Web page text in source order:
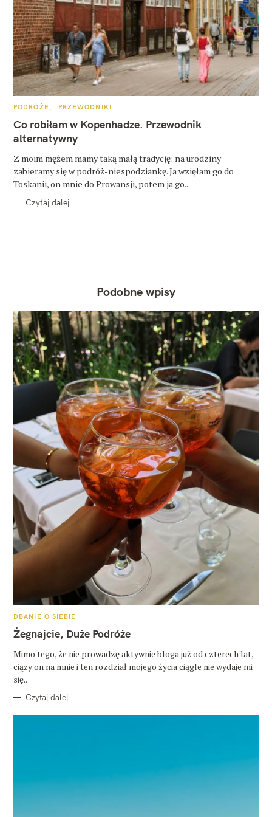
K
T
E
G
O
I
PODRÓŻE PRZEWODNIKI
Co robiłam w Kopenhadze. Przewodnik
alternatywny
Z moim mężem mamy taką małą tradycję: na urodziny
zabieramy się w podróż-niespodziankę. Ja wzięłam go do
Toskanii, on mnie do Prowansji, potem ja go..
Czytaj dalej
Podobne wpisy
K
T
E
O
R
I
DBANIE O SIEBIE
Żegnajcie, Duże Podróże
Mimo tego, że nie prowadzę aktywnie bloga już od czterech lat,
ciąży on na mnie i ten rozdział mojego życia ciągle nie wydaje mi
się..
Czytaj dalej